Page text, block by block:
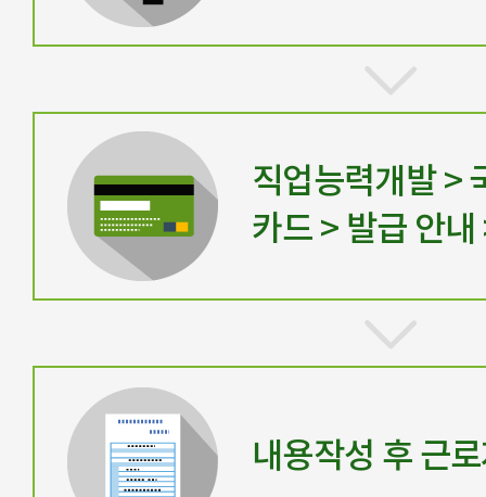
직업능력개발 >
카드 > 발급 안
내용작성 후 근